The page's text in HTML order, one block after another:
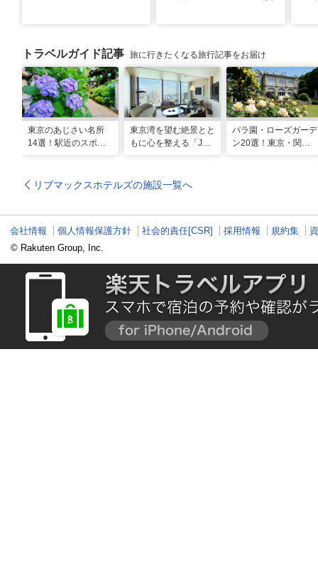
トラベルガイド記事 旅に行きたくなる旅行記事をお届け
東京のあじさい名所
14選！駅近のスポッ
東京湾を望む絶景とと
もに心を整える「JW
な滞在
バラ園・ローズガーデ
ン20選！東京・関東
リブマックスホテルズの施設一覧へ
会社情報 個人情報保護方針 社会的責任[CSR] 採用情報 規約集
© Rakuten Group, Inc.